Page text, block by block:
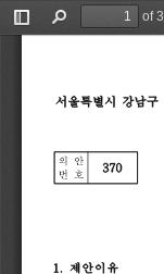
Toggle
Find
of 3
1. 제안이유
서울특별시 강남구
의
안
번
호
370